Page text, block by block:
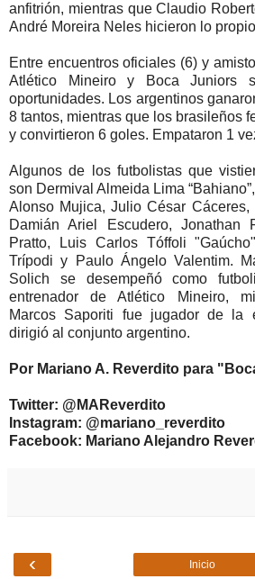
anfitrión, mientras que Claudio
André Moreira Neles hicieron lo
Entre encuentros oficiales (6) y
Atlético Mineiro y Boca Juniors
oportunidades. Los argentinos
8 tantos, mientras que los brasileños
y convirtieron 6 goles. Empataron 1
Algunos de los futbolistas que
son Dermival Almeida Lima
Alonso Mujica, Julio César Cáceres,
Damián Ariel Escudero, Jonathan
Pratto, Luis Carlos Tóffoli
Trípodi y Paulo Ángelo Valentim.
Solich se desempeñó como
entrenador de Atlético Mineiro,
Marcos Saporiti fue jugador de la
dirigió al conjunto argentino.
Por Mariano A. Reverdito para
Twitter: @MAReverdito
Instagram: @mariano_reverdito
Facebook: Mariano Alejandro
‹ Inicio